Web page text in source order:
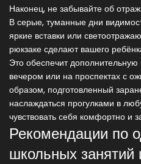
Наконец, не забывайте об
В серые, туманные дни
яркие вставки или
рюкзаке сделают вашего
Это обеспечит дополнительную
вечером или на проспектах с
образом, подготовленный
наслаждаться прогулками в
чувствовать себя комфортно и
Рекомендации по
школьных занятий